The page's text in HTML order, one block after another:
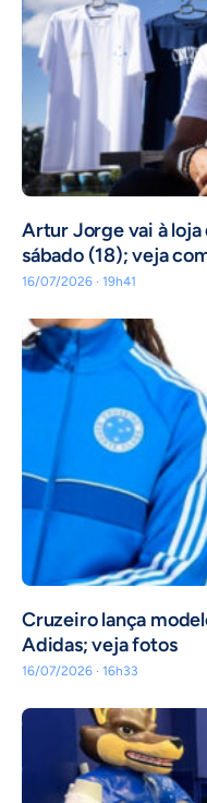
Artur Jorge vai à loja
sábado (18); veja
16/07/2026 · 19h41
Cruzeiro lança
Adidas; veja fotos
16/07/2026 · 16h33